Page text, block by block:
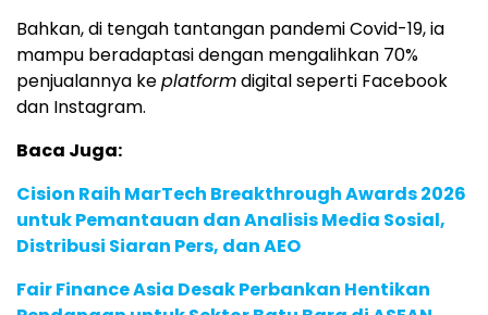
Bahkan, di tengah tantangan pandemi Covid-19, ia
mampu beradaptasi dengan mengalihkan 70%
penjualannya keplatformdigital seperti Facebook
dan Instagram.
Baca Juga:
Cision Raih MarTech Breakthrough Awards 2026
untuk Pemantauan dan Analisis Media Sosial,
Distribusi Siaran Pers, dan AEO
Fair Finance Asia Desak Perbankan Hentikan